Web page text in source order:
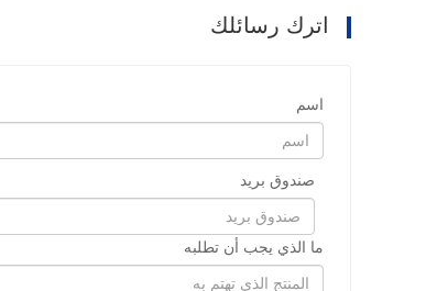
اترك رسائلك
اسم
صندوق بريد
ما الذي يجب أن تطلبه